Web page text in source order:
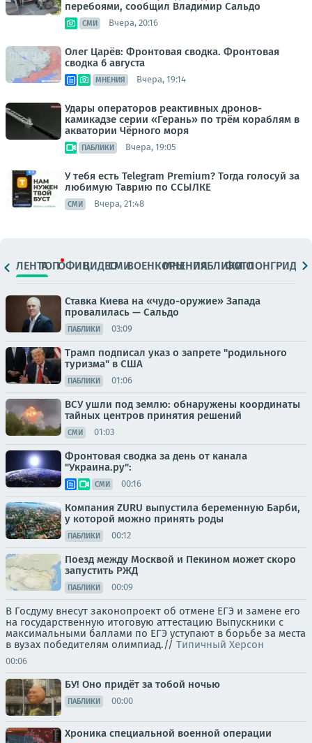
перебоями, сообщил Владимир Сальдо
СМИ Вчера, 20:16
Олег Царёв: Фронтовая сводка. Фронтовая
сводка 6 августа
МНЕНИЯ Вчера, 19:14
Удары операторов реактивных дронов-
камикадзе серии «Герань» по трём кораблям в
акватории Чёрного моря
ПАБЛИКИ Вчера, 19:05
У тебя есть Telegram Premium? Тогда голосуй за
любимую Таврию по ССЫЛКЕ
СМИ Вчера, 21:48
ЛЕНТАТОПОФИЦ.ВИДЕОСМИВОЕНКОРЫМНЕНИЯПАБЛИКИ
ФОТОЛОНГРИДЫ
Ставка Киева на «чудо-оружие» Запада
провалилась — Сальдо
ПАБЛИКИ 03:09
Трамп подписал указ о запрете "родильного
туризма" в США
ПАБЛИКИ 01:06
ВСУ ушли под землю: обнаружены координаты
тайных центров принятия решений
СМИ 01:03
Фронтовая сводка за день от канала
"Украина.ру":
СМИ 00:16
Компания ZURU выпустила беременную Барби,
у которой можно принять роды
ПАБЛИКИ 00:12
Поезд между Москвой и Пекином может скоро
запустить РЖД
ПАБЛИКИ 00:09
В Госдуму внесут законопроект об отмене ЕГЭ и замене его
на государственную итоговую аттестацию Выпускники с
максимальными баллами по ЕГЭ уступают в борьбе за места
в вузах победителям олимпиад.// Типичный Херсон
00:06
БУ! Оно придёт за тобой ночью
ПАБЛИКИ 00:00
Хроника специальной военной операции